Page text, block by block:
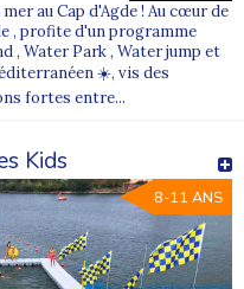
au Cap d'Agde ! Au cœur de
, profite d'un programme
, Water Park , Water jump et
☀️, vis des
fortes entre...
Kids
8-11 ANS